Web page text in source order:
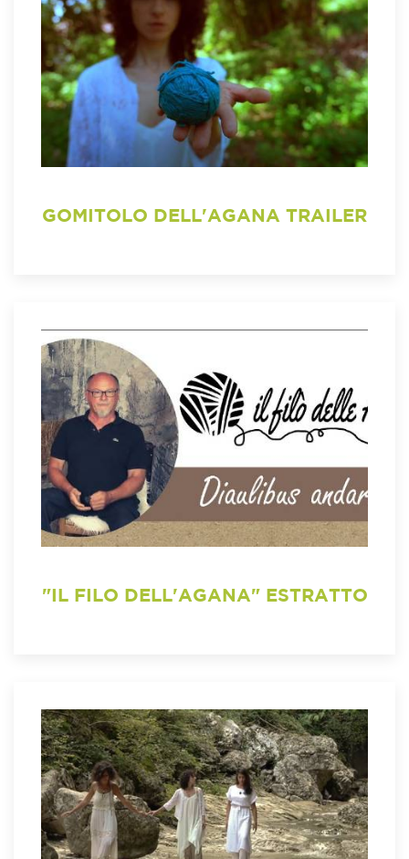
GOMITOLO DELL'AGANA TRAILER
"IL FILO DELL'AGANA" ESTRATTO